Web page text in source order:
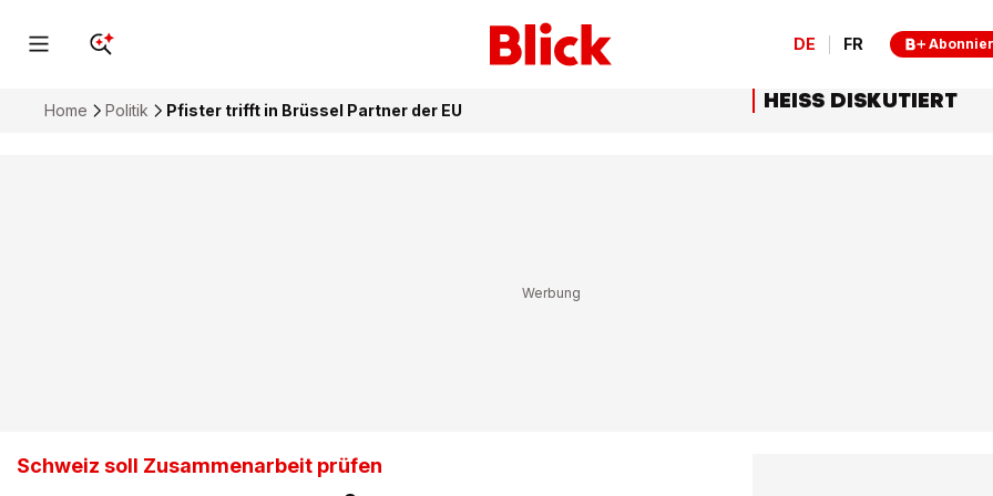
DE FR
Home Politik Pfister trifft in Brüssel Partner der EU
Schweiz soll Zusammenarbeit prüfen
HEISS DISKUTIERT